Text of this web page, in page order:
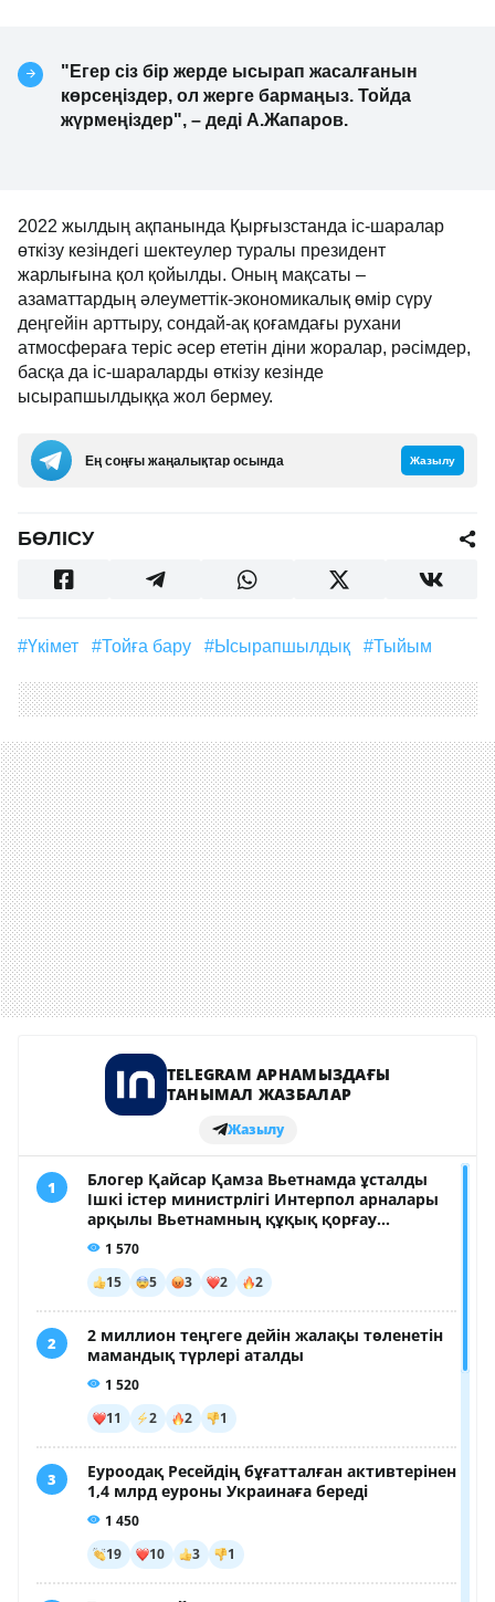
"Егер сіз бір жерде ысырап жасалғанын
көрсеңіздер, ол жерге бармаңыз. Тойда
жүрмеңіздер", – деді А.Жапаров.
2022 жылдың ақпанында Қырғызстанда іс-шаралар
өткізу кезіндегі шектеулер туралы президент
жарлығына қол қойылды. Оның мақсаты –
азаматтардың әлеуметтік-экономикалық өмір сүру
деңгейін арттыру, сондай-ақ қоғамдағы рухани
атмосфераға теріс әсер ететін діни жоралар, рәсімдер,
басқа да іс-шараларды өткізу кезінде
ысырапшылдыққа жол бермеу.
Ең соңғы жаңалықтар осында Жазылу
БӨЛІСУ
#үкімет #тойға бару #ысырапшылдық #тыйым